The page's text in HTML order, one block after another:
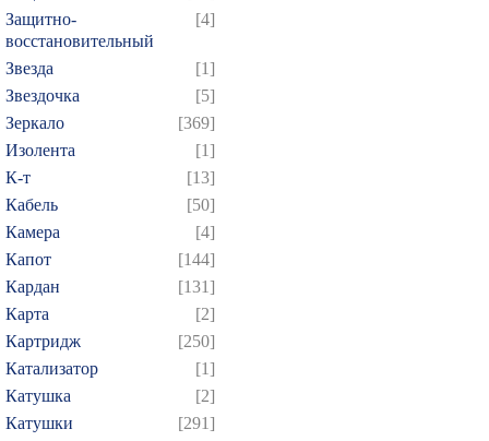
Защитно-
восстановительный
[4]
Звезда
[1]
Звездочка
[5]
Зеркало
[369]
Изолента
[1]
К-т
[13]
Кабель
[50]
Камера
[4]
Капот
[144]
Кардан
[131]
Карта
[2]
Картридж
[250]
Катализатор
[1]
Катушка
[2]
Катушки
[291]